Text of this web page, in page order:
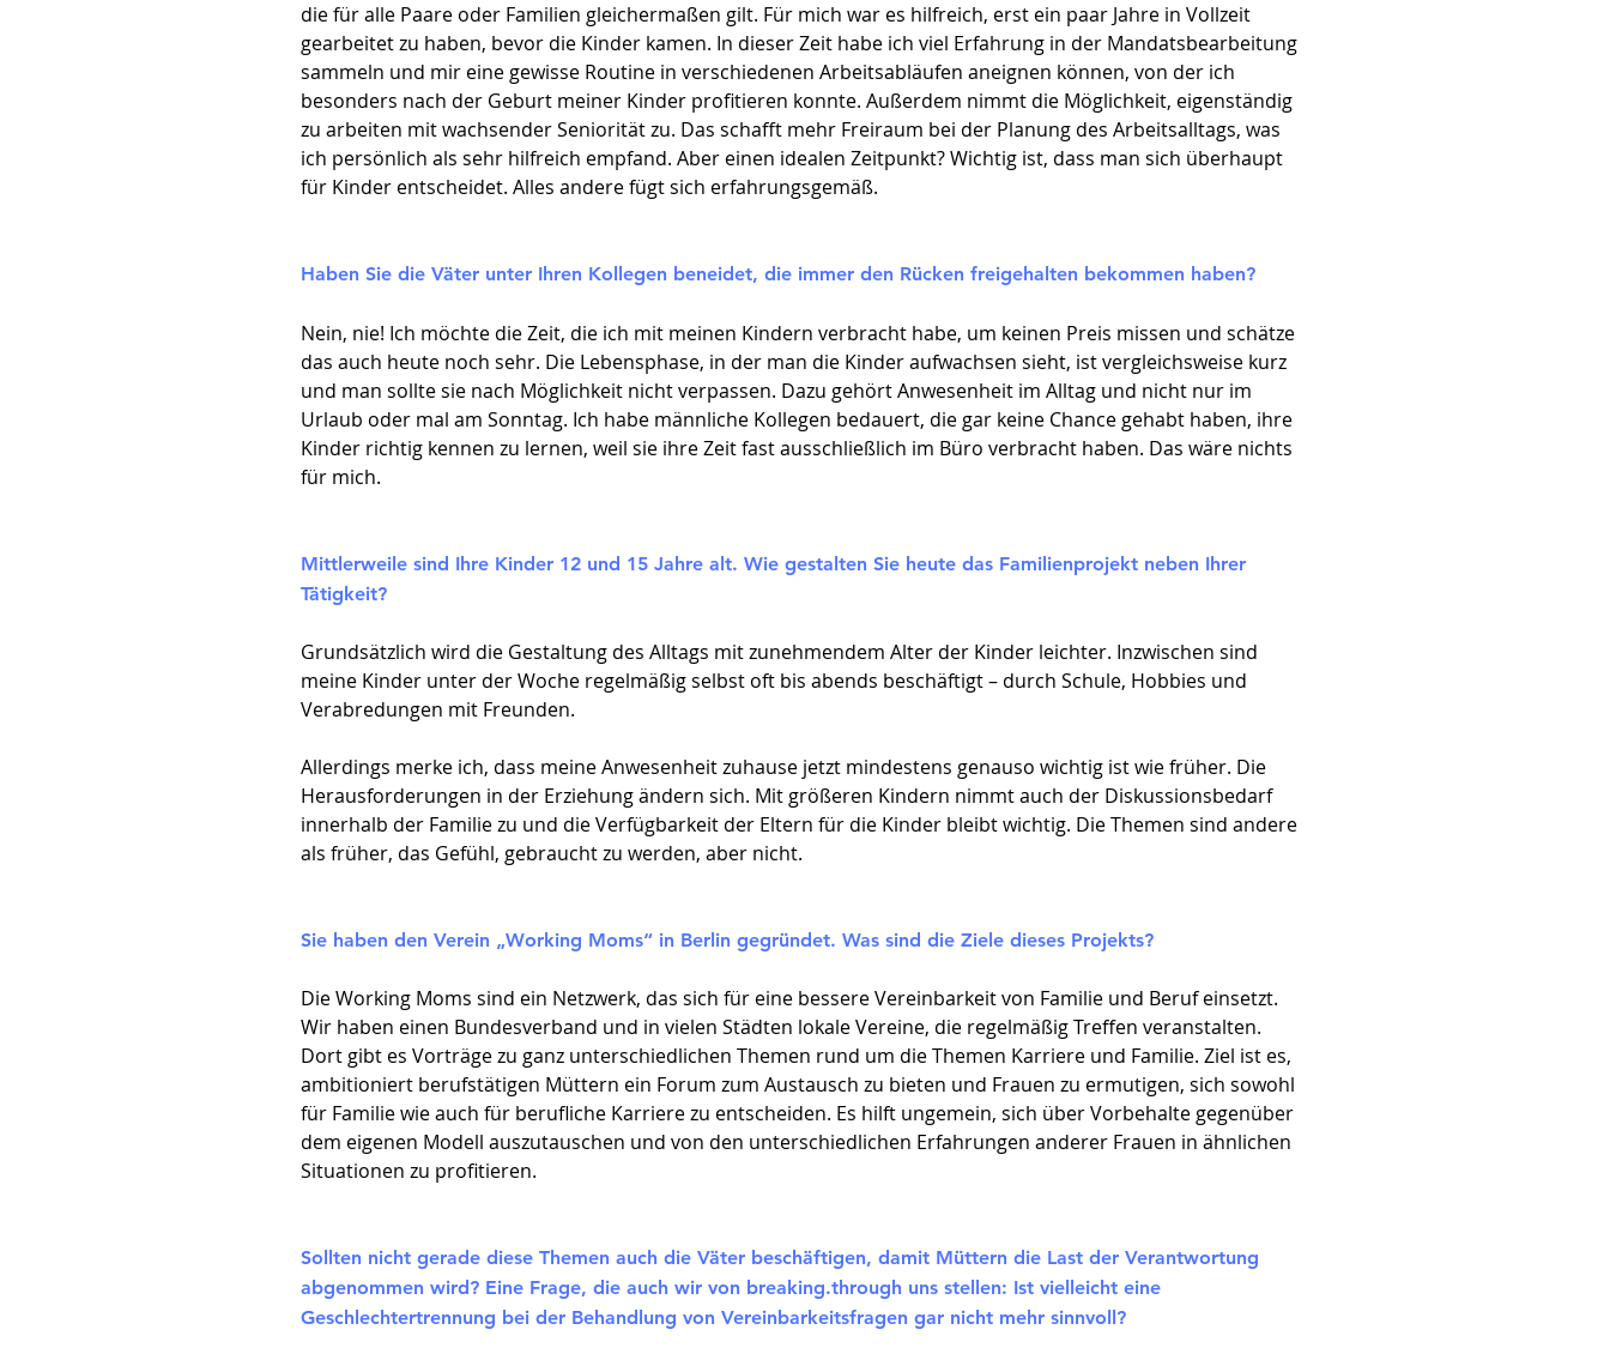
die für alle Paare oder Familien gleichermaßen gilt. Für mich war es hilfreich, erst ein paar Jahre in Vollzeit
gearbeitet zu haben, bevor die Kinder kamen. In dieser Zeit habe ich viel Erfahrung in der Mandatsbearbeitung
sammeln und mir eine gewisse Routine in verschiedenen Arbeitsabläufen aneignen können, von der ich
besonders nach der Geburt meiner Kinder profitieren konnte. Außerdem nimmt die Möglichkeit, eigenständig
zu arbeiten mit wachsender Seniorität zu. Das schafft mehr Freiraum bei der Planung des Arbeitsalltags, was
ich persönlich als sehr hilfreich empfand. Aber einen idealen Zeitpunkt? Wichtig ist, dass man sich überhaupt
für Kinder entscheidet. Alles andere fügt sich erfahrungsgemäß.
Haben Sie die Väter unter Ihren Kollegen beneidet, die immer den Rücken freigehalten bekommen haben?
Nein, nie! Ich möchte die Zeit, die ich mit meinen Kindern verbracht habe, um keinen Preis missen und schätze
das auch heute noch sehr. Die Lebensphase, in der man die Kinder aufwachsen sieht, ist vergleichsweise kurz
und man sollte sie nach Möglichkeit nicht verpassen. Dazu gehört Anwesenheit im Alltag und nicht nur im
Urlaub oder mal am Sonntag. Ich habe männliche Kollegen bedauert, die gar keine Chance gehabt haben, ihre
Kinder richtig kennen zu lernen, weil sie ihre Zeit fast ausschließlich im Büro verbracht haben. Das wäre nichts
für mich.
Mittlerweile sind Ihre Kinder 12 und 15 Jahre alt. Wie gestalten Sie heute das Familienprojekt neben Ihrer
Tätigkeit?
Grundsätzlich wird die Gestaltung des Alltags mit zunehmendem Alter der Kinder leichter. Inzwischen sind
meine Kinder unter der Woche regelmäßig selbst oft bis abends beschäftigt – durch Schule, Hobbies und
Verabredungen mit Freunden.
Allerdings merke ich, dass meine Anwesenheit zuhause jetzt mindestens genauso wichtig ist wie früher. Die
Herausforderungen in der Erziehung ändern sich. Mit größeren Kindern nimmt auch der Diskussionsbedarf
innerhalb der Familie zu und die Verfügbarkeit der Eltern für die Kinder bleibt wichtig. Die Themen sind andere
als früher, das Gefühl, gebraucht zu werden, aber nicht.
Sie haben den Verein „Working Moms“ in Berlin gegründet. Was sind die Ziele dieses Projekts?
Die Working Moms sind ein Netzwerk, das sich für eine bessere Vereinbarkeit von Familie und Beruf einsetzt.
Wir haben einen Bundesverband und in vielen Städten lokale Vereine, die regelmäßig Treffen veranstalten.
Dort gibt es Vorträge zu ganz unterschiedlichen Themen rund um die Themen Karriere und Familie. Ziel ist es,
ambitioniert berufstätigen Müttern ein Forum zum Austausch zu bieten und Frauen zu ermutigen, sich sowohl
für Familie wie auch für berufliche Karriere zu entscheiden. Es hilft ungemein, sich über Vorbehalte gegenüber
dem eigenen Modell auszutauschen und von den unterschiedlichen Erfahrungen anderer Frauen in ähnlichen
Situationen zu profitieren.
Sollten nicht gerade diese Themen auch die Väter beschäftigen, damit Müttern die Last der Verantwortung
abgenommen wird? Eine Frage, die auch wir von breaking.through uns stellen: Ist vielleicht eine
Geschlechtertrennung bei der Behandlung von Vereinbarkeitsfragen gar nicht mehr sinnvoll?